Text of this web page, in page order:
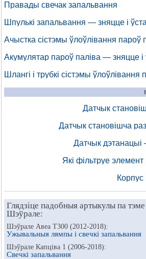
Правады свечак запальвання
Шпулькі запальвання — зняцце і
Ачыстка сістэмы ўлоўлівання пароў
Акумулятар пароў паліва — зняцце і
Шлангі і трубкі сістэмы ўлоўлівання
Датчык
Датчык становішча
Датчык дэтанацыі
Які фільтруе
Корпус
Глядзіце падобныя артыкулы па
Шэўрале:
Шэўрале Авеа Т300 (2012-2018):
Ужывальныя лямпы і свечкі запальвання
Шэўрале Капціва 1 (2006-2018):
Свечкі запальвання